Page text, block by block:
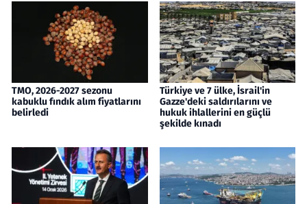
TMO, 2026-2027 sezonu
kabuklu fındık alım fiyatlarını
belirledi
Türkiye ve 7 ülke, İsrail'in
Gazze'deki saldırılarını ve
hukuk ihlallerini en güçlü
şekilde kınadı